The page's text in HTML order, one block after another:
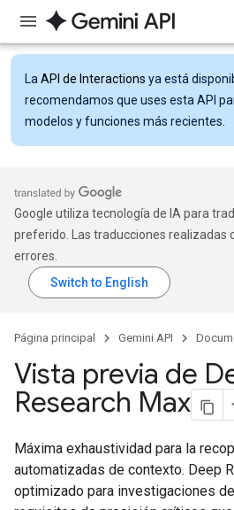
La API de Interactions ya está
recomendamos que uses esta API
modelos y funciones más recientes.
Google utiliza tecnología de IA para
preferido. Las traducciones realizadas
errores.
Página principal Gemini API
Vista previa de
Research Max
Máxima exhaustividad para la
automatizadas de contexto. Deep
optimizado para investigaciones